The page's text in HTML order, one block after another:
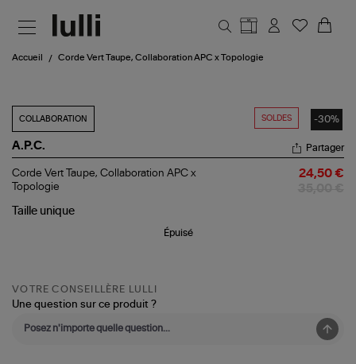
Accueil Corde Vert Taupe, Collaboration APC x Topologie
SOLDES -30%
COLLABORATION
A.P.C.
Corde
Vert
Taupe,
Collaboration
Partager
Corde Vert Taupe, Collaboration APC x
Topologie
24,50 €
Taille unique
Épuisé
VOTRE CONSEILLÈRE LULLI
Une question sur ce produit ?